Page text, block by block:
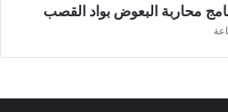
محاربة البعوض بواد القصب